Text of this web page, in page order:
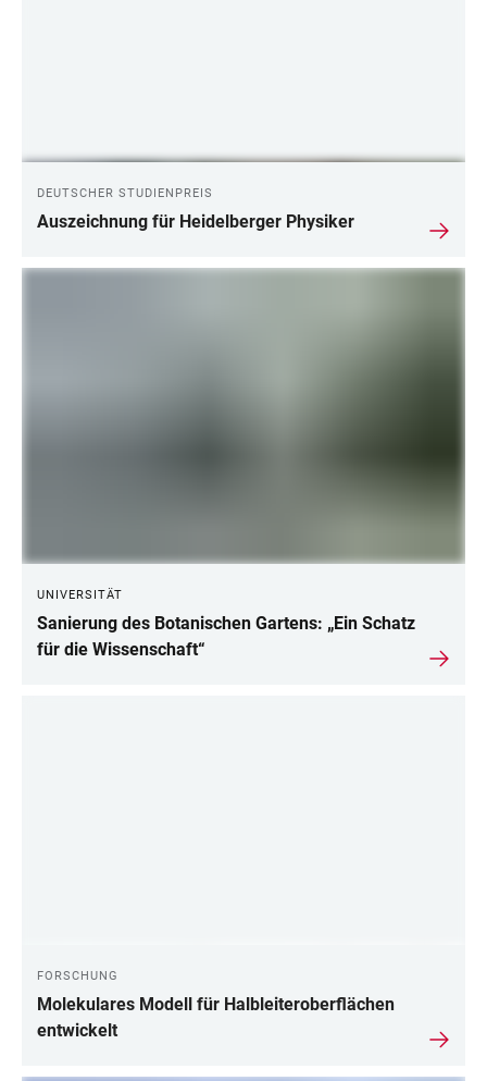
DEUTSCHER STUDIENPREIS
Auszeichnung für Heidelberger Physiker
UNIVERSITÄT
Sanierung des Botanischen Gartens: „Ein Schatz
für die Wissenschaft“
FORSCHUNG
Molekulares Modell für Halbleiteroberflächen
entwickelt